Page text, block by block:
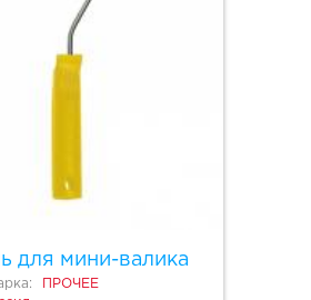
для мини-валика
ПРОЧЕЕ